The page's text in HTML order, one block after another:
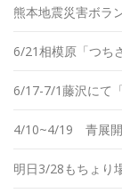
熊本地震災害ボラ
6/21相模原「つち
6/17-7/1藤沢にて
4/10~4/19 青展開
明日3/28もちょり